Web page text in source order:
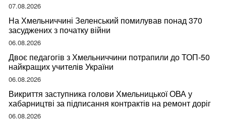
07.08.2026
На Хмельниччині Зеленський помилував понад 370
засуджених з початку війни
06.08.2026
Двоє педагогів з Хмельниччини потрапили до ТОП-50
найкращих учителів України
06.08.2026
Викриття заступника голови Хмельницької ОВА у
хабарництві за підписання контрактів на ремонт доріг
06.08.2026